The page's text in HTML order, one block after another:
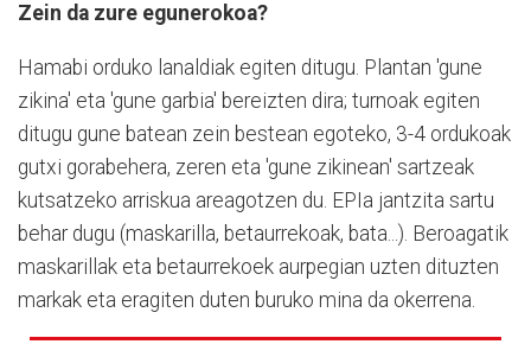
Zein da zure egunerokoa?
Hamabi orduko lanaldiak egiten ditugu. Plantan 'gune
zikina' eta 'gune garbia' bereizten dira; turnoak egiten
ditugu gune batean zein bestean egoteko, 3-4 ordukoak
gutxi gorabehera, zeren eta 'gune zikinean' sartzeak
kutsatzeko arriskua areagotzen du. EPIa jantzita sartu
behar dugu (maskarilla, betaurrekoak, bata...). Beroagatik
maskarillak eta betaurrekoek aurpegian uzten dituzten
markak eta eragiten duten buruko mina da okerrena.